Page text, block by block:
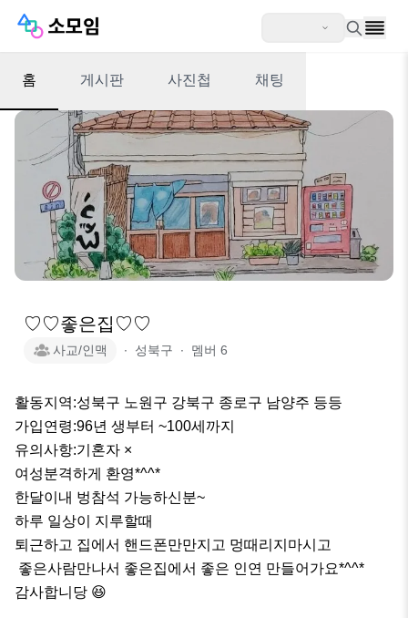
홈 게시판 사진첩 채팅
♡♡좋은집♡♡
사교/인맥 ∙ 성북구 ∙ 멤버 6
활동지역:성북구 노원구 강북구 종로구 남양주 등등
가입연령:96년 생부터 ~100세까지
유의사항:기혼자 ×
여성분격하게 환영*^^*
한달이내 벙참석 가능하신분~
하루 일상이 지루할때
퇴근하고 집에서 핸드폰만만지고 멍때리지마시고
좋은사람만나서 좋은집에서 좋은 인연 만들어가요*^^*
감사합니당 😆